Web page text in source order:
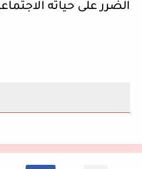
الضرر على حياته